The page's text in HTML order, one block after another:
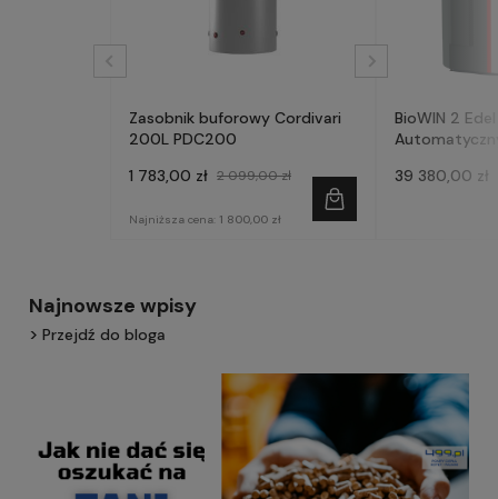
Zasobnik buforowy Cordivari
200L PDC200
1 783,00 zł 2 099,00 zł
Najniższa cena: 1 800,00 zł
BioWIN 2
39 380,00 zł
Najnowsze wpisy
Przejdź do bloga